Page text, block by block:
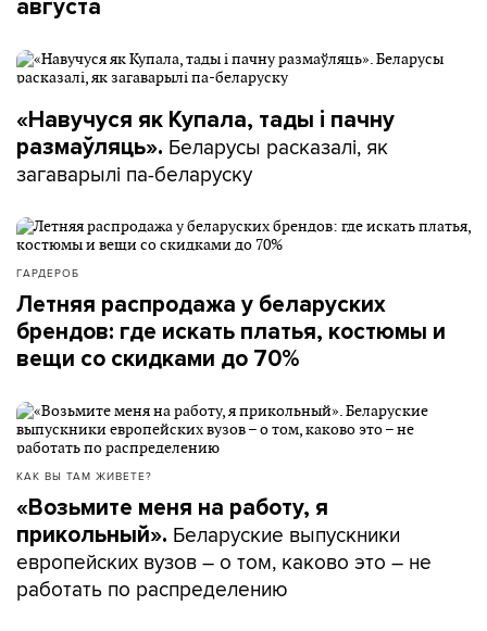
августа
«Навучуся як Купала, тады і пачну
размаўляць». Беларусы расказалі, як
загаварылі па-беларуску
ГАРДЕРОБ
Летняя распродажа у беларуских
брендов: где искать платья, костюмы и
вещи со скидками до 70%
КАК ВЫ ТАМ ЖИВЕТЕ?
«Возьмите меня на работу, я
прикольный». Беларуские выпускники
европейских вузов – о том, каково это – не
работать по распределению